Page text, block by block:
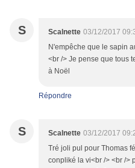
S Scalnette 03/12/2017
N'empêche que le sapin
<br /> Je pense que tous
à Noël
Répondre
S Scalnette 03/12/2017
Tré joli pul pour Thomas
conpliké la vi<br /> <br />